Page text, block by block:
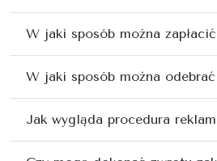
W jaki sposób można
W jaki sposób można
Jak wygląda procedura